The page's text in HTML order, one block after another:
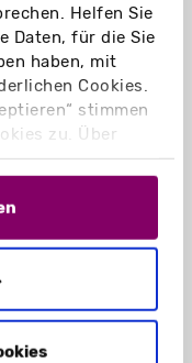
Helfen Sie
Daten, für die Sie
haben, mit
Cookies.
stimmen
zu. Über
welche
Sie unser